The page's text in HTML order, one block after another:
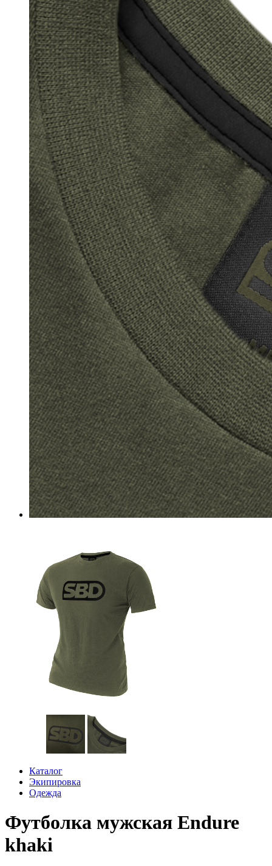
Каталог
Экипировка
Одежда
Футболка мужская Endure
khaki